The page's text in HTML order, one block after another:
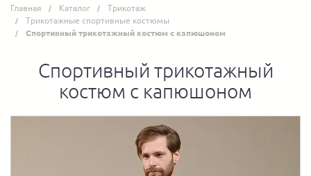
Главная Каталог
Трикотаж
Трикотажные спортивные костюмы
Спортивный трикотажный костюм с капюшоном
Спортивный трикотажный
костюм с капюшоном